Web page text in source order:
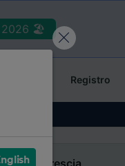
2026 🏖️
Registro